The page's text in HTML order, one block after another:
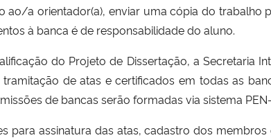
ao/a orientador(a), enviar uma cópia do trabalho
à banca é de responsabilidade do aluno.
do Projeto de Dissertação, a Secretaria
tramitação de atas e certificados em todas as
de bancas serão formadas via sistema
para assinatura das atas, cadastro dos